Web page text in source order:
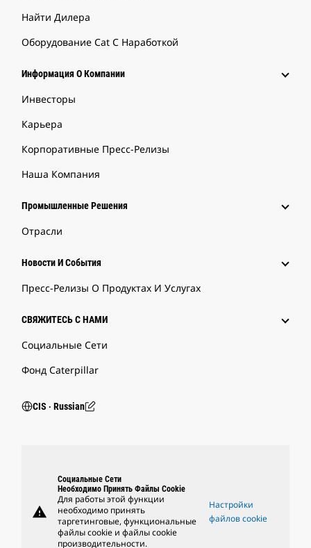
Найти Дилера
Оборудование Cat С Наработкой
Информация О Компании
Инвесторы
Карьера
Корпоративные Пресс-Релизы
Наша Компания
Промышленные Решения
Отрасли
Новости И События
Пресс-Релизы О Продуктах И Услугах
СВЯЖИТЕСЬ С НАМИ
Социальные Сети
Фонд Caterpillar
CIS ‧ Russian
warning
Социальные Сети
Необходимо Принять Файлы Cookie
Для работы этой функции
необходимо принять
таргетинговые, функциональные
файлы cookie и файлы cookie
производительности.
Настройки
файлов cookie